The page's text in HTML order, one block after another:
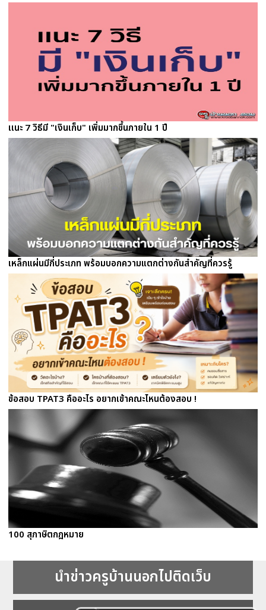
เเนะ 7 วิธีมี "เงินเก็บ" เพิ่มมากขึ้นภายใน 1 ปี
เหล็กแผ่นมีกี่ประเภท พร้อมบอกความแตกต่างกันสำคัญที่ควรรู้
ข้อสอบ TPAT3 คืออะไร อยากเข้าคณะไหนต้องสอบ !
100 สุภาษิตกฎหมาย
นำข่าวครูบ้านนอกไปติดเว็บ